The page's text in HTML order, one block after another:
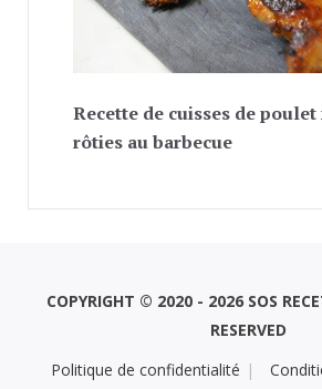
Recette de cuisses de
rôties au barbecue
COPYRIGHT © 2020 - 2026 SOS
RESERVED
Politique de confidentialité